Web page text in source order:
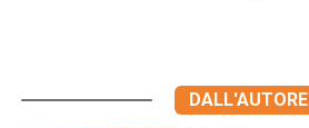
DALL'AUTORE